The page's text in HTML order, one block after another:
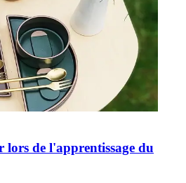
lors de l'apprentissage du